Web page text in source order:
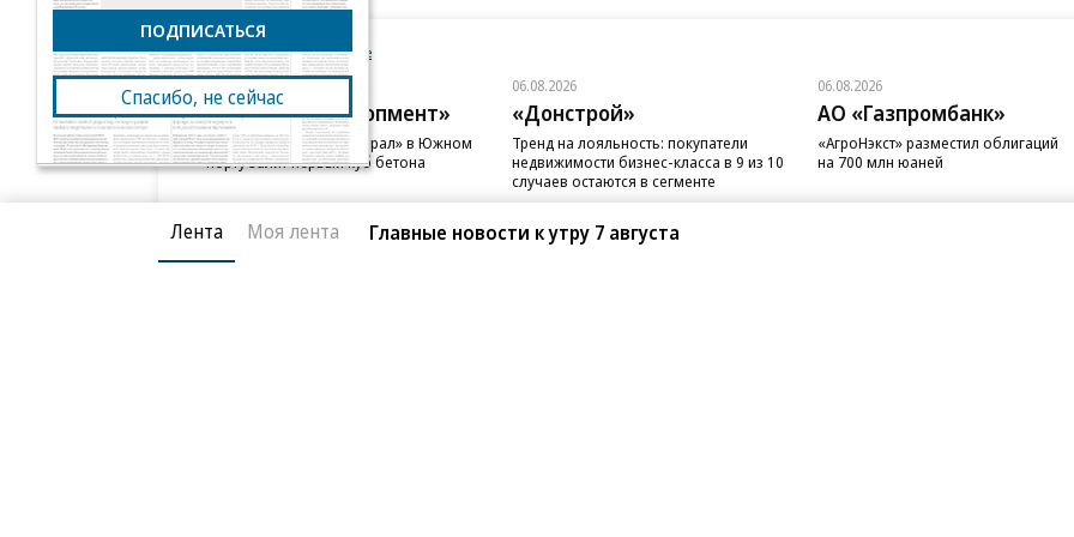
Новости компаний Все
06.08.2026
ГК «Галс-Девелопмент»
В бизнес-центре «Адмирал» в Южном
порту залит первый куб бетона
06.08.2026
«Донстрой»
Тренд на лояльность: покупатели
недвижимости бизнес-класса в 9 из 10
случаев остаются в сегменте
06.08.2026
АО «Газпромбанк»
«АгроНэкст» разместил облигаций
на 700 млн юаней
Лента Моя лента Главные новости к утру 7 августа
ПОДПИСАТЬСЯ
Спасибо, не сейчас